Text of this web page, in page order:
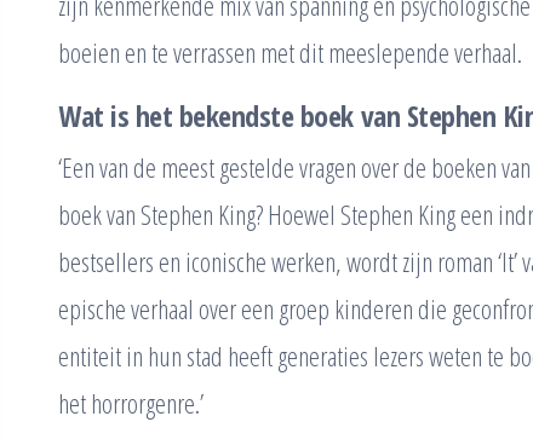
boeien en te verrassen met dit meeslepende verhaal.
Wat is het bekendste boek van Stephen
‘Een van de meest gestelde vragen over de boeken
boek van Stephen King? Hoewel Stephen King een
bestsellers en iconische werken, wordt zijn roman
epische verhaal over een groep kinderen die
entiteit in hun stad heeft generaties lezers weten te
het horrorgenre.’